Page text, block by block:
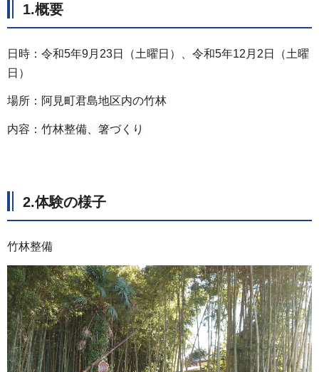
1.概要
日時：令和5年9月23日（土曜日）、令和5年12月2日（土曜
日）
場所：阿見町君島地区内の竹林
内容：​竹林整備、箸づくり​
2.体験の様子
竹林整備